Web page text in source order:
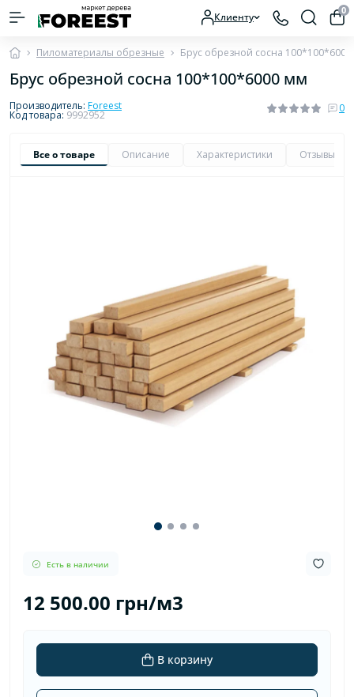
Клиенту 0
Пиломатериалы обрезные Брус обрезной сосна
Брус обрезной сосна 100*100*6000 мм
Производитель: Foreest
Код товара: 9992952
0
Все о товаре Описание Характеристики Отзывы
Есть в наличии
12 500.00 грн/м3
В корзину